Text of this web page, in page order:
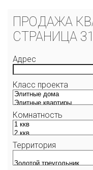
ПРОДАЖА
СТРАНИЦА 31
Адрес
Класс проекта
Комнатность
Территория